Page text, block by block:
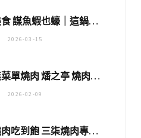
林口美食 謀魚蝦也蠔｜這鍋太狂！「蟹老闆派對鍋」10多種海鮮浮誇上桌，壽星再送生食摩天輪！
2026-03-15
台北無菜單燒肉 燔之亭 燒肉場｜延吉街的 $980個人無菜單「雞」料理～
2026-02-09
台北燒肉吃到飽 三柒燒肉專門店｜日本A5和牛×龍蝦蟹腳雙拼，海陸霸氣開吃！